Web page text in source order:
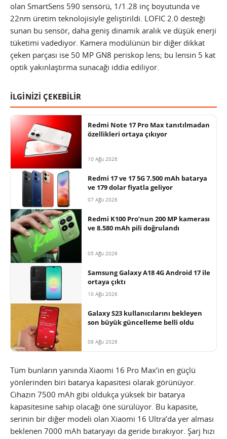
olan SmartSens 590 sensörü, 1/1.28 inç boyutunda ve
22nm üretim teknolojisiyle geliştirildi. LOFIC 2.0 desteği
sunan bu sensör, daha geniş dinamik aralık ve düşük enerji
tüketimi vadediyor. Kamera modülünün bir diğer dikkat
çeken parçası ise 50 MP GN8 periskop lens; bu lensin 5 kat
optik yakınlaştırma sunacağı iddia ediliyor.
İLGİNİZİ ÇEKEBİLİR
Redmi Note 17 Pro Max tanıtılmadan
özellikleri ortaya çıkıyor
10 Ağu 2026
Redmi 17 ve 17 5G 7.500 mAh batarya
ve 179 dolar fiyatla geliyor
07 Ağu 2026
Redmi K100 Pro’nun 200 MP kamerası
ve 8.580 mAh pili doğrulandı
05 Ağu 2026
Samsung Galaxy A18 4G Android 17 ile
ortaya çıktı
10 Ağu 2026
Galaxy S23 kullanıcılarını bekleyen
son büyük güncelleme belli oldu
08 Ağu 2026
Tüm bunların yanında Xiaomi 16 Pro Max’in en güçlü
yönlerinden biri batarya kapasitesi olarak görünüyor.
Cihazın 7500 mAh gibi oldukça yüksek bir batarya
kapasitesine sahip olacağı öne sürülüyor. Bu kapasite,
serinin bir diğer modeli olan Xiaomi 16 Ultra’da yer alması
beklenen 7000 mAh bataryayı da geride bırakıyor. Şarj hızı